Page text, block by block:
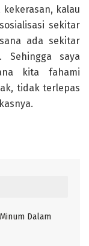
kalau
sekitar
ada sekitar
Sehingga saya
kita fahami
tidak terlepas
Dalam